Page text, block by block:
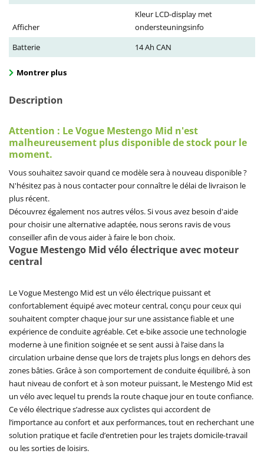
Afficher
Kleur LCD-display met
ondersteuningsinfo
Batterie
14 Ah CAN
Montrer plus
Description
Attention : Le Vogue Mestengo Mid n'est
malheureusement plus disponible de stock pour le
moment.
Vous souhaitez savoir quand ce modèle sera à nouveau disponible ?
N'hésitez pas à nous contacter pour connaître le délai de livraison le
plus récent.
Découvrez également nos autres vélos. Si vous avez besoin d'aide
pour choisir une alternative adaptée, nous serons ravis de vous
conseiller afin de vous aider à faire le bon choix.
Vogue Mestengo Mid vélo électrique avec moteur
central
Le Vogue Mestengo Mid est un vélo électrique puissant et
confortablement équipé avec moteur central, conçu pour ceux qui
souhaitent compter chaque jour sur une assistance fiable et une
expérience de conduite agréable. Cet e-bike associe une technologie
moderne à une finition soignée et se sent aussi à l’aise dans la
circulation urbaine dense que lors de trajets plus longs en dehors des
zones bâties. Grâce à son comportement de conduite équilibré, à son
haut niveau de confort et à son moteur puissant, le Mestengo Mid est
un vélo avec lequel tu prends la route chaque jour en toute confiance.
Ce vélo électrique s’adresse aux cyclistes qui accordent de
l’importance au confort et aux performances, tout en recherchant une
solution pratique et facile d’entretien pour les trajets domicile-travail
ou les sorties de loisirs.